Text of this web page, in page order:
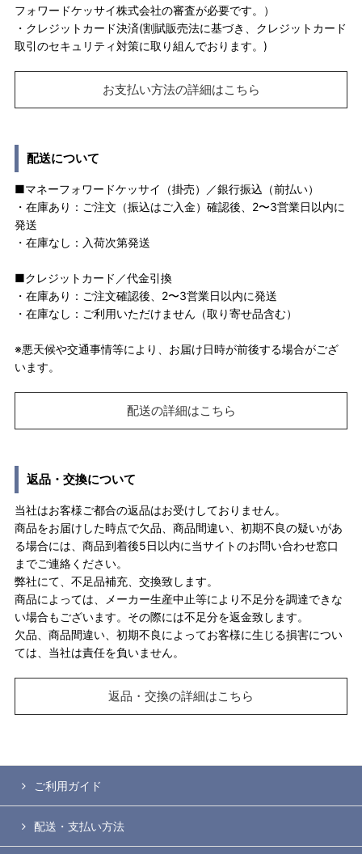
フォワードケッサイ株式会社の審査が必要です。）
・クレジットカード決済(割賦販売法に基づき、クレジットカード
取引のセキュリティ対策に取り組んでおります。)
お支払い方法の詳細はこちら
配送について
■マネーフォワードケッサイ（掛売）／銀行振込（前払い）
・在庫あり：ご注文（振込はご入金）確認後、2〜3営業日以内に
発送
・在庫なし：入荷次第発送
■クレジットカード／代金引換
・在庫あり：ご注文確認後、2〜3営業日以内に発送
・在庫なし：ご利用いただけません（取り寄せ品含む）
※悪天候や交通事情等により、お届け日時が前後する場合がござ
います。
配送の詳細はこちら
返品・交換について
当社はお客様ご都合の返品はお受けしておりません。
商品をお届けした時点で欠品、商品間違い、初期不良の疑いがあ
る場合には、商品到着後5日以内に当サイトのお問い合わせ窓口
までご連絡ください。
弊社にて、不足品補充、交換致します。
商品によっては、メーカー生産中止等により不足分を調達できな
い場合もございます。その際には不足分を返金致します。
欠品、商品間違い、初期不良によってお客様に生じる損害につい
ては、当社は責任を負いません。
返品・交換の詳細はこちら
ご利用ガイド
配送・支払い方法